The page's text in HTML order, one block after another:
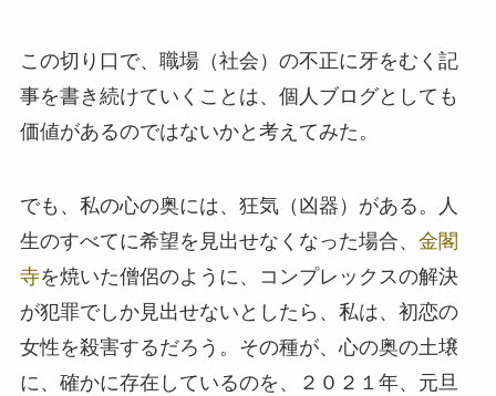
この切り口で、職場（社会）の不正に牙をむく記
事を書き続けていくことは、個人ブログとしても
価値があるのではないかと考えてみた。
でも、私の心の奥には、狂気（凶器）がある。人
生のすべてに希望を見出せなくなった場合、 金閣
寺を焼いた僧侶のように、コンプレックスの解決
が犯罪でしか見出せないとしたら、私は、初恋の
女性を殺害するだろう。その種が、心の奥の土壌
に、確かに存在しているのを、２０２１年、元旦